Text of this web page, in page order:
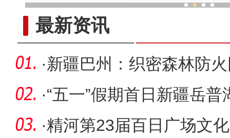
最新资讯
·新疆巴州：织密森林防
·“五一”假期首日新疆岳
游客
·精河第23届百日广场文